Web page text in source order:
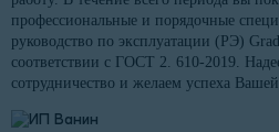
профессиональные и порядочные
руководство по эксплуатации (РЭ)
соответствии с ГОСТ 2. 610-2019.
сотрудничество и желаем успеха